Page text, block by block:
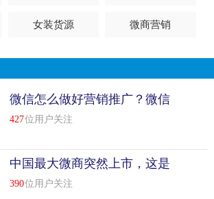
女装货源 微商营销
微信怎么做好营销推广？微信
营销推广的六大优势
427位用户关注
中国最大微商突然上市，这是
另一个“拼多多”吗？
390位用户关注